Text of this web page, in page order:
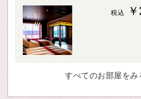
税込
すべてのお部屋をみ